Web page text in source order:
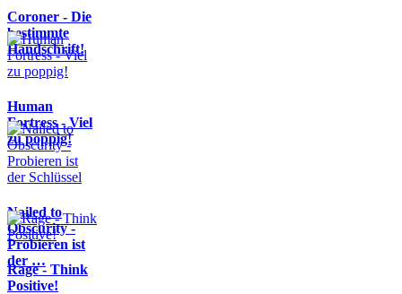
Coroner - Die
bestimmte
Handschrift!
Human
Fortress - Viel
zu poppig!
Nailed to
Obscurity -
Probieren ist
der …
Rage - Think
Positive!